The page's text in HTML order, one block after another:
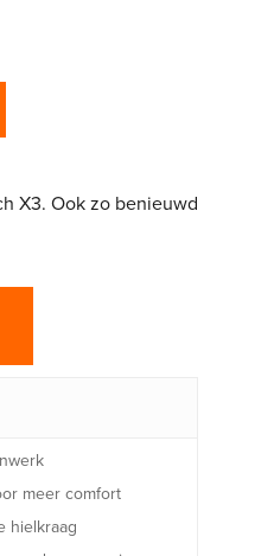
tempo- en
HOKA Mach X3.
is voorzien van
plaat om je sneller
X3. Ook zo benieuwd
meer comfort
hielkraag